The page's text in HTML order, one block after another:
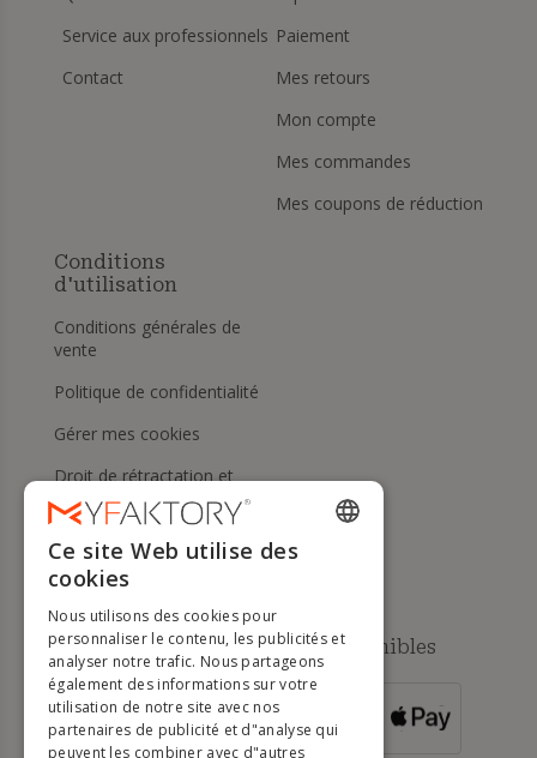
Service aux professionnels
Contact
Paiement
Mes retours
Mon compte
Mes commandes
Mes coupons de réduction
Conditions
d'utilisation
Conditions générales de
vente
Politique de confidentialité
Gérer mes cookies
Droit de rétractation et
retours
Aide
Méthodes de paiement disponibles
POUR LES
COMMANDES
SUPÉRIEURES À
ENGLISH
DUTCH
GERMAN
Ce site Web utilise des
cookies
Nous utilisons des cookies pour
personnaliser le contenu, les publicités et
analyser notre trafic. Nous partageons
également des informations sur votre
utilisation de notre site avec nos
partenaires de publicité et d"analyse qui
peuvent les combiner avec d"autres